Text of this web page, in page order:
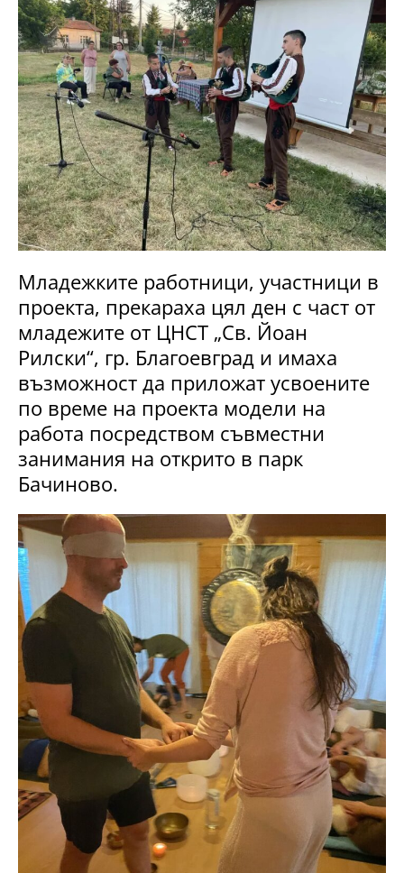
Младежките работници, участници в
проекта, прекараха цял ден с част от
младежите от ЦНСТ „Св. Йоан
Рилски“, гр. Благоевград и имаха
възможност да приложат усвоените
по време на проекта модели на
работа посредством съвместни
занимания на открито в парк
Бачиново.